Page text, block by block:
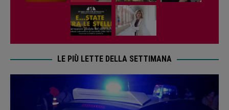
LE PIÙ LETTE DELLA SETTIMANA